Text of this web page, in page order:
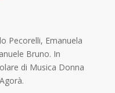
Pecorelli, Emanuela
Bruno. In
di Musica Donna